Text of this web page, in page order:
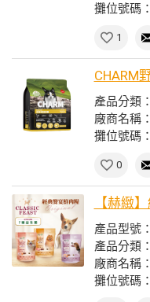
攤位號碼
1
CHARM
產品分類：
廠商名稱：
攤位號碼
0
【赫緻
產品型號
產品分類：
廠商名稱：
攤位號碼